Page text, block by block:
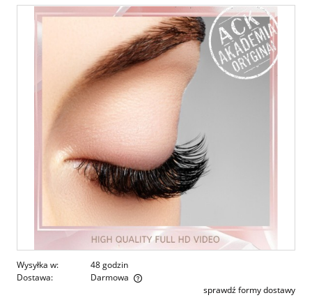
Wysyłka w:
48 godzin
Dostawa:
Darmowa
Cena nie zawiera ewentualnych kosztów płatnościsprawdź formy dostawy